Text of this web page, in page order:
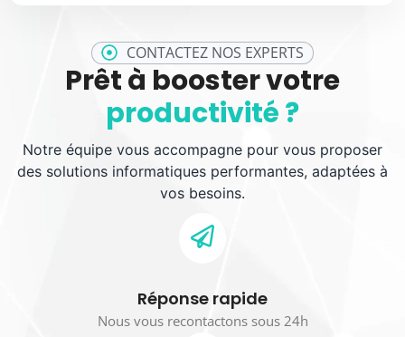
CONTACTEZ NOS EXPERTS
Prêt à booster votre
productivité ?
Notre équipe vous accompagne pour vous proposer
des solutions informatiques performantes, adaptées à
vos besoins.
Réponse rapide
Nous vous recontactons sous 24h